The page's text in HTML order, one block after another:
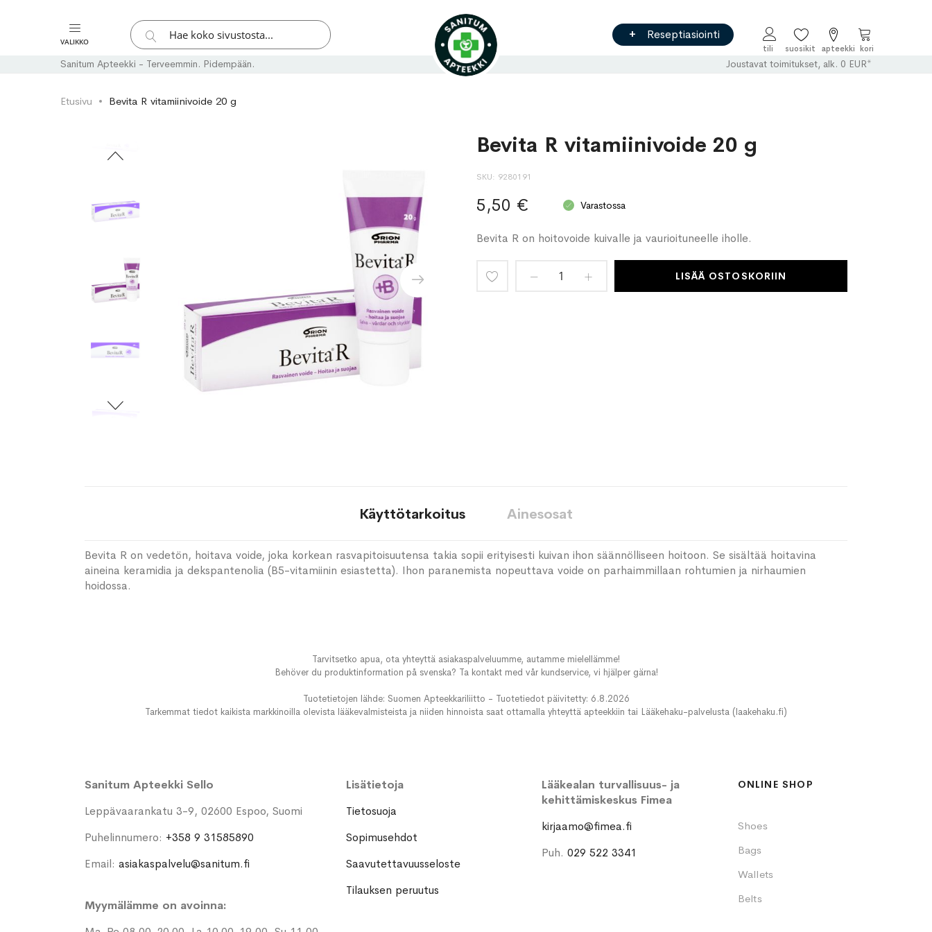
VALIKKO
Hae
Hae
Reseptiasiointi
Ostoskori
Sanitum Apteekki - Terveemmin. Pidempään. Joustavat toimitukset, alk. 0 EUR*
Etusivu Bevita R vitamiinivoide 20 g
the
the
Bevita R vitamiinivoide 20 g
SKU 9280191
5,50 € Varastossa
Bevita R on hoitovoide kuivalle ja vaurioituneelle iholle.
LISÄÄ OSTOSKORIIN
Käyttötarkoitus
Bevita R on vedetön, hoitava voide, joka korkean rasvapitoisuutensa takia sopii erityisesti kuivan ihon säännölliseen hoitoon. Se sisältää hoitavina
aineina keramidia ja dekspantenolia (B5-vitamiinin esiastetta). Ihon paranemista nopeuttava voide on parhaimmillaan rohtumien ja nirhaumien
hoidossa.
Ainesosat
Tarvitsetko apua, ota yhteyttä asiakaspalveluumme, autamme mielellämme!
Behöver du produktinformation på svenska? Ta kontakt med vår kundservice, vi hjälper gärna!
Tuotetietojen lähde: Suomen Apteekkariliitto - Tuotetiedot päivitetty: 6.8.2026
Tarkemmat tiedot kaikista markkinoilla olevista lääkevalmisteista ja niiden hinnoista saat ottamalla yhteyttä apteekkiin tai Lääkehaku-palvelusta (laakehaku.fi)
Sanitum Apteekki Sello
Leppävaarankatu 3-9, 02600 Espoo, Suomi
Puhelinnumero: +358 9 31585890
Email: asiakaspalvelu@sanitum.fi
Myymälämme on avoinna:
Lisätietoja
Tietosuoja
Sopimusehdot
Saavutettavuusseloste
Tilauksen peruutus
Lääkealan turvallisuus- ja
kehittämiskeskus Fimea
kirjaamo@fimea.fi
Puh.029 522 3341
ONLINE SHOP
Shoes
Bags
Wallets
Belts